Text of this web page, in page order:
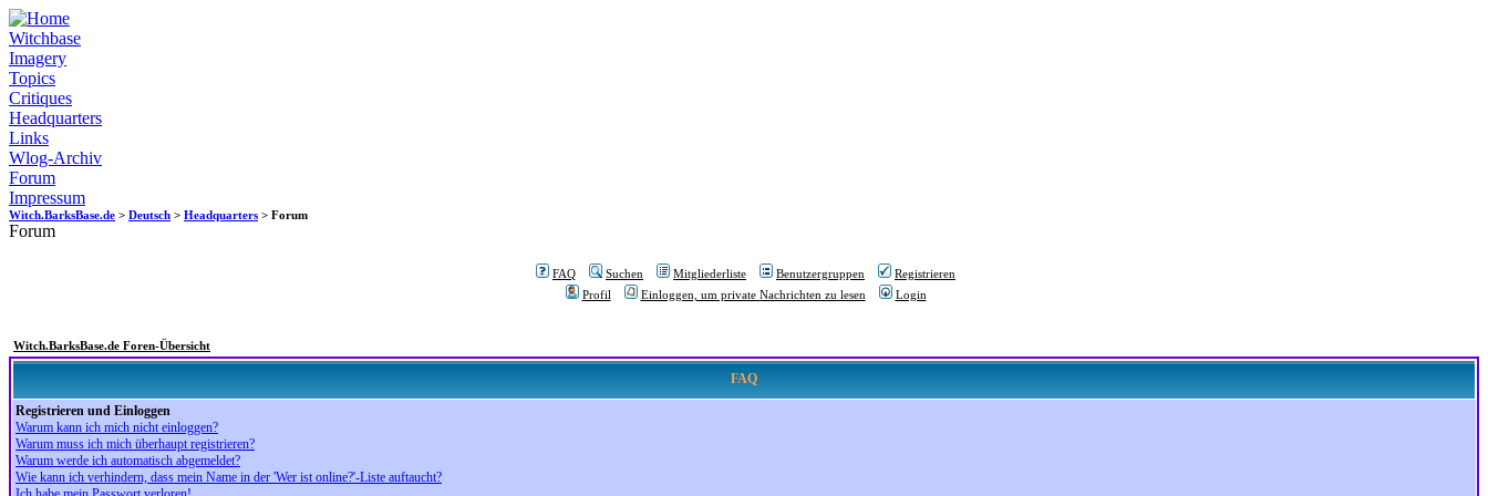
Witchbase
Imagery
Topics
Critiques
Headquarters
Links
Wlog-Archiv
Forum
Impressum
Witch.BarksBase.de > Deutsch > Headquarters > Forum
Forum
FAQ Suchen Mitgliederliste Benutzergruppen
Registrieren
Profil
Einloggen, um private Nachrichten zu lesen Login
Witch.BarksBase.de Foren-Übersicht
FAQ
Registrieren und Einloggen
Warum kann ich mich nicht einloggen?
Warum muss ich mich überhaupt registrieren?
Warum werde ich automatisch abgemeldet?
Wie kann ich verhindern, dass mein Name in der 'Wer ist online?'-Liste auftaucht?